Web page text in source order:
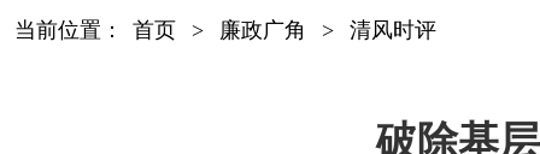
当前位置： 首页 > 廉政广角 > 清风时评
破除基